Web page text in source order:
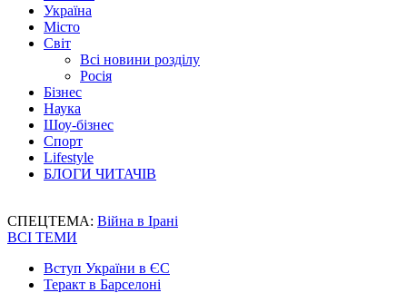
Україна
Місто
Світ
Всі новини розділу
Росія
Бізнес
Наука
Шоу-бізнес
Спорт
Lifestyle
БЛОГИ ЧИТАЧІВ
СПЕЦТЕМА: Війна в Ірані
ВСІ ТЕМИ
Вступ України в ЄС
Теракт в Барселоні